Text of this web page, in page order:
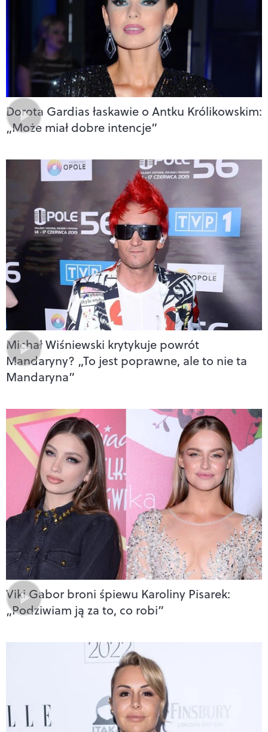
Dorota Gardias łaskawie o Antku Królikowskim:
„Może miał dobre intencje”
Michał Wiśniewski krytykuje powrót
Mandaryny? „To jest poprawne, ale to nie ta
Mandaryna”
Viki Gabor broni śpiewu Karoliny Pisarek:
„Podziwiam ją za to, co robi”